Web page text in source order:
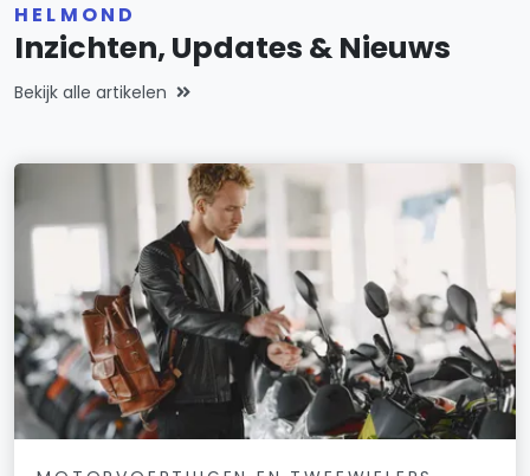
HELMOND
Inzichten, Updates & Nieuws
Bekijk alle artikelen